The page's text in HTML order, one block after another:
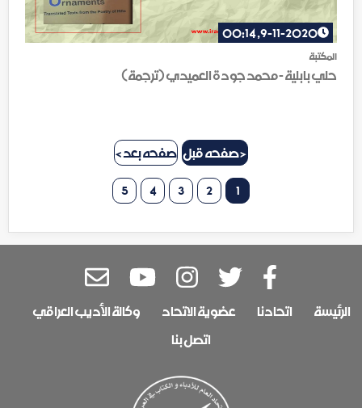
المكتبة
9-11-2020, 00:14
حلي بابلية - محمد جودة العميدي (ترجمة)
< صفحه قبل صفحه بعد >
1
2
3
4
5
الرئيسة اتحادنا عضوية الاتحاد
وكالة الأديب العراقي
اتصل بنا